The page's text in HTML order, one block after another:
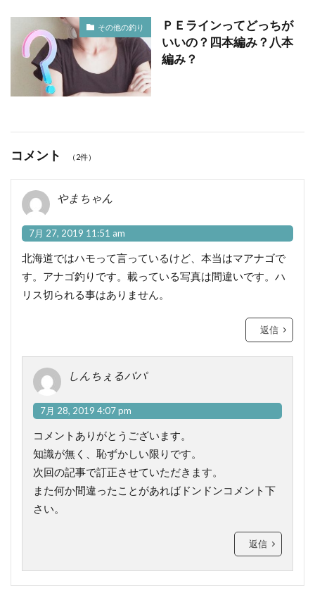
その他の釣り
ＰＥラインってどっちが
いいの？四本編み？八本
編み？
コメント （2件）
やまちゃん
7月 27, 2019 11:51 am
北海道ではハモって言っているけど、本当はマアナゴで
す。アナゴ釣りです。載っている写真は間違いです。ハ
リス切られる事はありません。
返信
しんちぇるパパ
7月 28, 2019 4:07 pm
コメントありがとうございます。
知識が無く、恥ずかしい限りです。
次回の記事で訂正させていただきます。
また何か間違ったことがあればドンドンコメント下
さい。
返信